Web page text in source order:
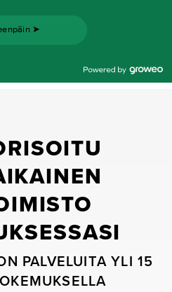
PALVELUITA YLI 15